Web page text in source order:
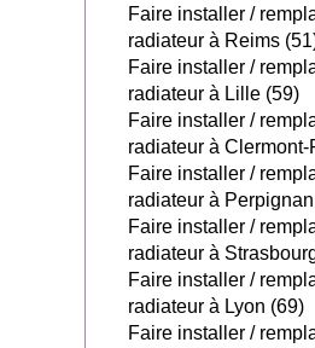
Faire installer /
radiateur à Reims
Faire installer /
radiateur à Lille (59)
Faire installer /
radiateur à Clermont-
Faire installer /
radiateur à
Faire installer /
radiateur à
Faire installer /
radiateur à Lyon (69)
Faire installer /